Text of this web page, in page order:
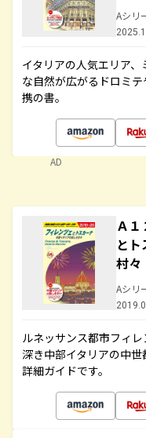
Aシリ
イタリアの人気エリア
な自然が広がるドロミ
携の書。
AD
Ａ
と
村
Aシリ
ルネッサンス都市フィ
深き中部イタリアの中
詳細ガイドです。